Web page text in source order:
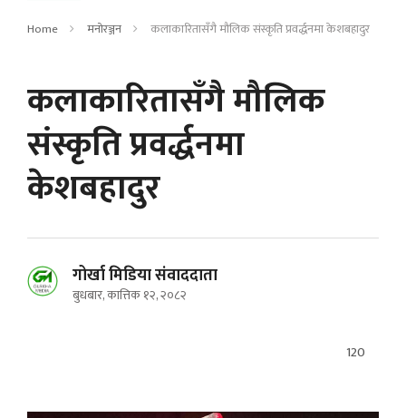
Home मनोरञ्जन कलाकारितासँगै मौलिक संस्कृति प्रवर्द्धनमा केशबहादुर
कलाकारितासँगै मौलिक
संस्कृति प्रवर्द्धनमा
केशबहादुर
गोर्खा मिडिया संवाददाता
बुधबार, कात्तिक १२, २०८२
120